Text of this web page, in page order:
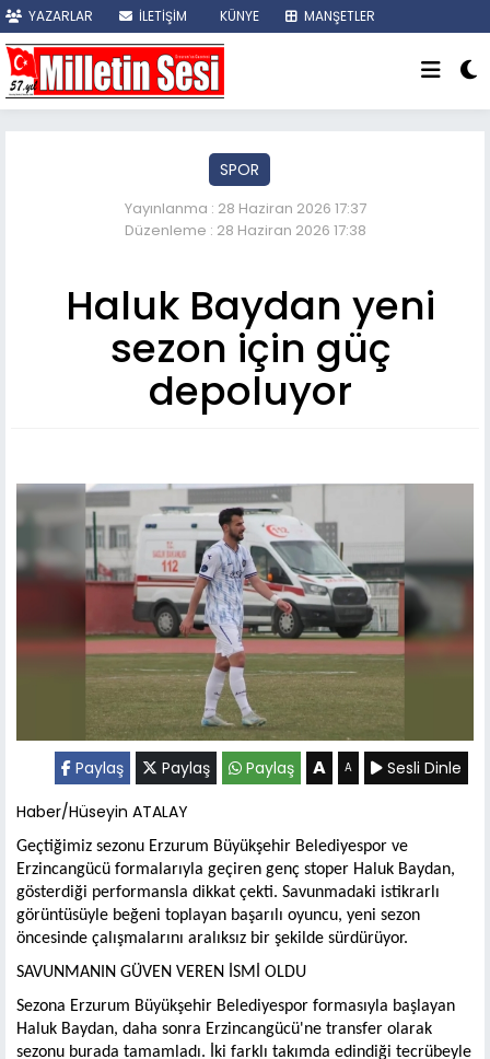
YAZARLAR İLETİŞİM KÜNYE
MANŞETLER
SON DAKİKA
SPOR
Yayınlanma : 28 Haziran 2026 17:37
Düzenleme : 28 Haziran 2026 17:38
Haluk Baydan yeni
sezon için güç
depoluyor
Paylaş Paylaş Paylaş A A
Sesli Dinle
Haber/Hüseyin ATALAY
Geçtiğimiz sezonu Erzurum Büyükşehir Belediyespor ve
Erzincangücü formalarıyla geçiren genç stoper Haluk Baydan,
gösterdiği performansla dikkat çekti. Savunmadaki istikrarlı
görüntüsüyle beğeni toplayan başarılı oyuncu, yeni sezon
öncesinde çalışmalarını aralıksız bir şekilde sürdürüyor.
SAVUNMANIN GÜVEN VEREN İSMİ OLDU
Sezona Erzurum Büyükşehir Belediyespor formasıyla başlayan
Haluk Baydan, daha sonra Erzincangücü'ne transfer olarak
sezonu burada tamamladı. İki farklı takımda edindiği tecrübeyle